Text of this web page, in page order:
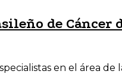
de Cáncer
en el área